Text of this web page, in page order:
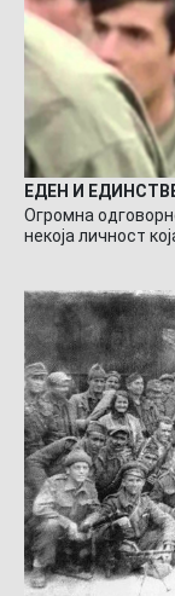
ЕДЕН И
Огромна
некоја личност